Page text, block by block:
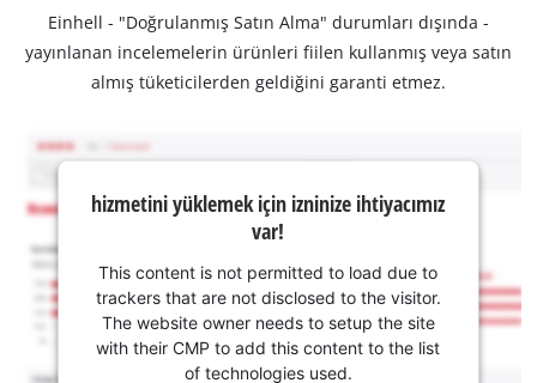
Einhell - "Doğrulanmış Satın Alma" durumları dışında -
yayınlanan incelemelerin ürünleri fiilen kullanmış veya satın
almış tüketicilerden geldiğini garanti etmez.
hizmetini yüklemek için izninize ihtiyacımız
var!
This content is not permitted to load due to
trackers that are not disclosed to the visitor.
The website owner needs to setup the site
with their CMP to add this content to the list
of technologies used.